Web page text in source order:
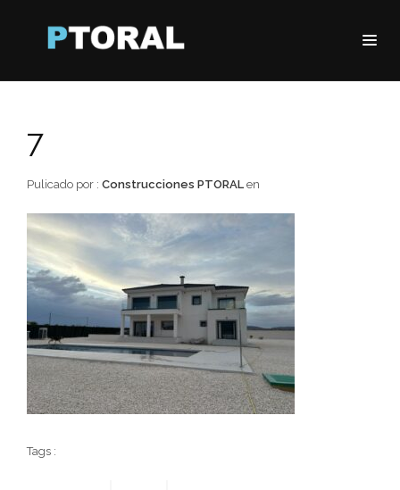
7
Pulicado por : Construcciones PTORAL en
Tags :